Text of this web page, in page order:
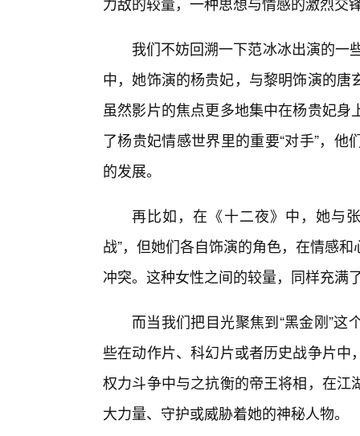
我们不妨回溯一下范冰冰出演的一
中，她饰演的杨贵妃，与黎明饰演的
虽然影片的焦点更多地集中在杨贵妃
了杨贵妃情感世界里的重要“对手”，
的发展。
再比如，在《十二夜》中，她与
战”，但她们各自饰演的角色，在情感
冲突。这种女性之间的较量，同样充满
而当我们把目光聚焦到“黑金刚”
些在动作片、科幻片或者历史战争片
权力斗争中与之抗衡的帝王将相，在
大力量、守护或威胁着她的神秘人物。